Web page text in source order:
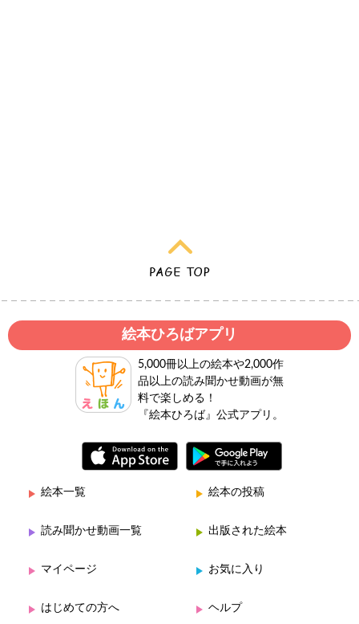
絵本ひろばアプリ
5,000冊以上の絵本や2,000作
品以上の読み聞かせ動画が無
料で楽しめる！
『絵本ひろば』公式アプリ。
絵本一覧 絵本の投稿
読み聞かせ動画一覧 出版された絵本
マイページ お気に入り
はじめての方へ ヘルプ